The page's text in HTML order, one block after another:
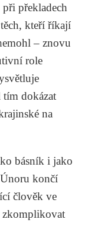
překladech
kteří říkají
– znovu
role
dokázat
na
básník i jako
končí
člověk ve
zkomplikovat